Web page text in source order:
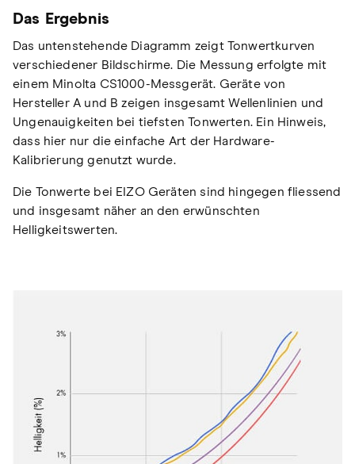
Das Ergebnis
Das untenstehende Diagramm zeigt Tonwertkurven
verschiedener Bildschirme. Die Messung erfolgte mit
einem Minolta CS1000-Messgerät. Geräte von
Hersteller A und B zeigen insgesamt Wellenlinien und
Ungenauigkeiten bei tiefsten Tonwerten. Ein Hinweis,
dass hier nur die einfache Art der Hardware-
Kalibrierung genutzt wurde.
Die Tonwerte bei EIZO Geräten sind hingegen fliessend
und insgesamt näher an den erwünschten
Helligkeitswerten.